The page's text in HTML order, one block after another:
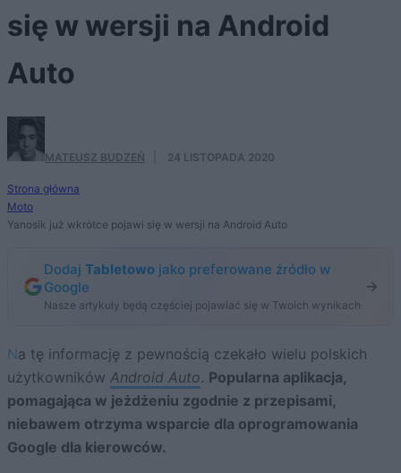
się w wersji na Android
Auto
MATEUSZ BUDZEŃ 24 LISTOPADA 2020
Strona główna
Moto
Yanosik już wkrótce pojawi się w wersji na Android Auto
Dodaj Tabletowo jako preferowane źródło w
Google
Nasze artykuły będą częściej pojawiać się w Twoich wynikach
Na tę informację z pewnością czekało wielu polskich
użytkowników Android Auto. Popularna aplikacja,
pomagająca w jeżdżeniu zgodnie z przepisami,
niebawem otrzyma wsparcie dla oprogramowania
Google dla kierowców.